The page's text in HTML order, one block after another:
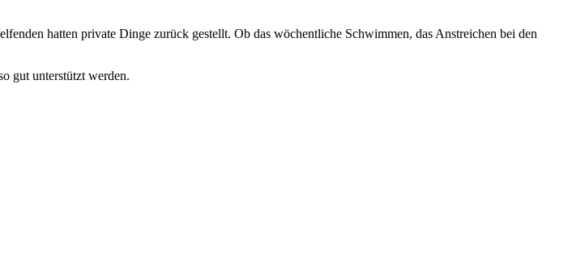
hatten private Dinge zurück gestellt. Ob das wöchentliche Schwimmen, das Anstreichen bei den
gut unterstützt werden.